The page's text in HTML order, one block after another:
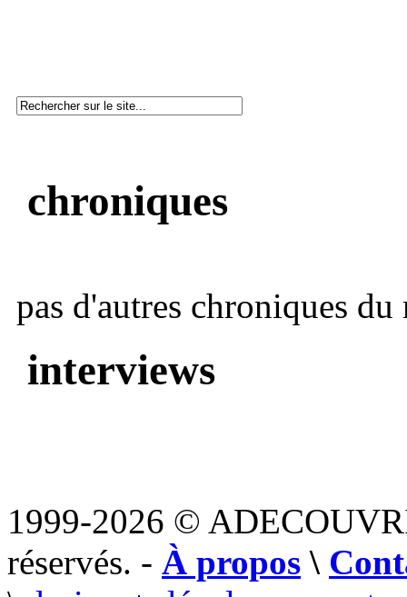
chroniques
pas d'autres chroniques du
interviews
1999-2026 ©
réservés. - À propos \